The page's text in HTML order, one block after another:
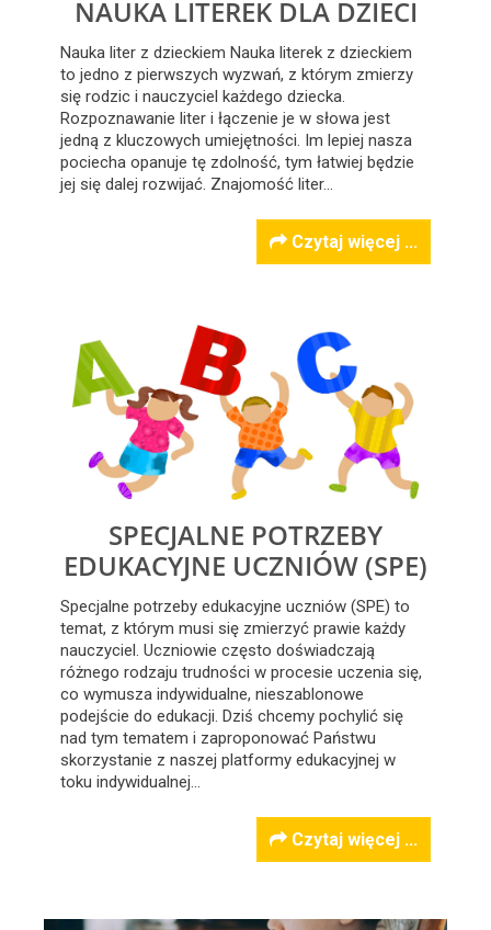
NAUKA LITEREK DLA DZIECI
Nauka liter z dzieckiem Nauka literek z dzieckiem
to jedno z pierwszych wyzwań, z którym zmierzy
się rodzic i nauczyciel każdego dziecka.
Rozpoznawanie liter i łączenie je w słowa jest
jedną z kluczowych umiejętności. Im lepiej nasza
pociecha opanuje tę zdolność, tym łatwiej będzie
jej się dalej rozwijać. Znajomość liter…
Czytaj więcej ...
SPECJALNE POTRZEBY
EDUKACYJNE UCZNIÓW (SPE)
Specjalne potrzeby edukacyjne uczniów (SPE) to
temat, z którym musi się zmierzyć prawie każdy
nauczyciel. Uczniowie często doświadczają
różnego rodzaju trudności w procesie uczenia się,
co wymusza indywidualne, nieszablonowe
podejście do edukacji. Dziś chcemy pochylić się
nad tym tematem i zaproponować Państwu
skorzystanie z naszej platformy edukacyjnej w
toku indywidualnej…
Czytaj więcej ...